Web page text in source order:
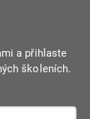
a přihlaste
školeních.